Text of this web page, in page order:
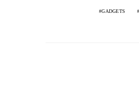
GADGETS